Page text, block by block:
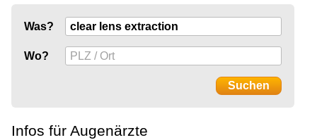
Was?
Wo?
Infos für Augenärzte